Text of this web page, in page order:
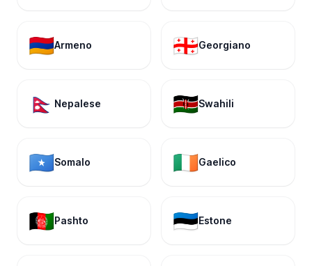
🇦🇲Armeno 🇬🇪Georgiano
🇳🇵 Nepalese 🇰🇪Swahili
🇸🇴Somalo 🇮🇪Gaelico
🇦🇫Pashto 🇪🇪Estone